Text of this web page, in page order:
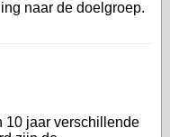
naar de doelgroep.
10 jaar verschillende